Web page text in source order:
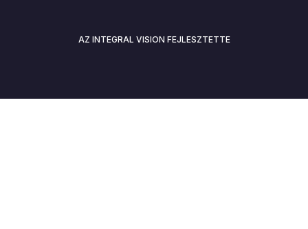
AZ INTEGRAL VISION FEJLESZTETTE